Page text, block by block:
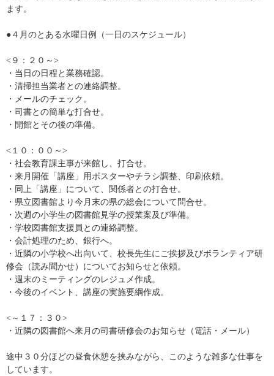
ます。
●４月のとある水曜日例（一日のスケジュール）
<９：２０～>
・当日の日程と業務確認。
・清掃担当業者との連絡調整。
・メールのチェック。
・司書との簡単な打合せ。
・開館とその後の準備。
<１０：００～>
・社会教育課主事が来館し、打合せ。
・来月開催「講座」用ポスターやチラシ調整、印刷依頼。
・同上「講座」について、関係者との打合せ。
・県立図書館より今月末の県の総会について問合せ。
・次週の小学生の図書館見学の授業案及び準備。
・学校図書館支援員との連絡調整。
・会計処理のため、銀行へ。
・近隣の小学校へ出向いて、校長先生にご挨拶及びボランティア研
修会（読み聞かせ）についてお知らせと依頼。
・週末のミーティングのレジュメ作成。
・今後のイベント、講座の実施要綱作成。
<～１７：３０>
・近隣の図書館へ来月の司書研修会のお知らせ（電話・メール）
途中３０分ほどの昼食休憩を挟みながら、このような雑多な仕事を
しています。